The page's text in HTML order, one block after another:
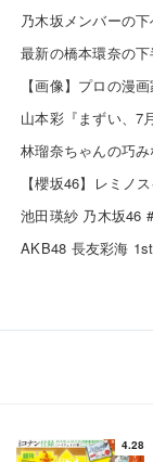
乃木坂メンバーの
最新の橋本環奈の
【画像】プロの漫
山本彩『まずい、7
AKB48 長友彩海
4.28